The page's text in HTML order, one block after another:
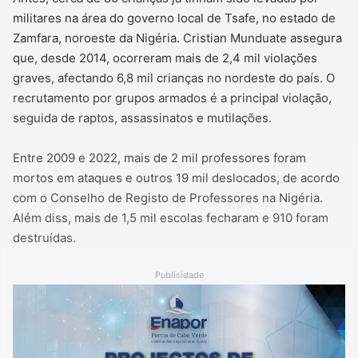
militares na área do governo local de Tsafe, no estado de
Zamfara, noroeste da Nigéria. Cristian Munduate assegura
que, desde 2014, ocorreram mais de 2,4 mil violações
graves, afectando 6,8 mil crianças no nordeste do país. O
recrutamento por grupos armados é a principal violação,
seguida de raptos, assassinatos e mutilações.
Entre 2009 e 2022, mais de 2 mil professores foram
mortos em ataques e outros 19 mil deslocados, de acordo
com o Conselho de Registo de Professores na Nigéria.
Além diss, mais de 1,5 mil escolas fecharam e 910 foram
destruídas.
Publicidade